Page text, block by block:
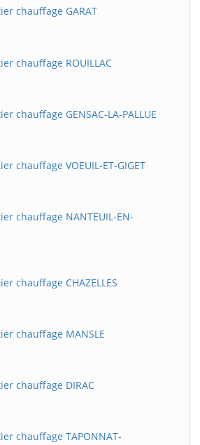
chauffage GARAT
chauffage ROUILLAC
chauffage GENSAC-LA-PALLUE
chauffage VOEUIL-ET-GIGET
chauffage NANTEUIL-EN-
chauffage CHAZELLES
chauffage MANSLE
chauffage DIRAC
chauffage TAPONNAT-